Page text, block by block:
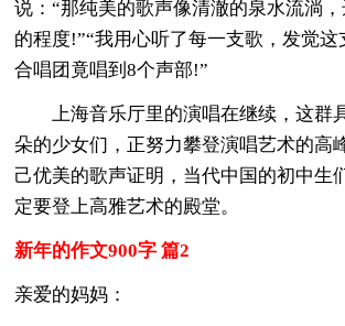
说：“那纯美的歌声像清澈的泉水流淌
的程度!”“我用心听了每一支歌，发觉这
合唱团竟唱到8个声部!”
上海音乐厅里的演唱在继续，这群
朵的少女们，正努力攀登演唱艺术的高
己优美的歌声证明，当代中国的初中生
定要登上高雅艺术的殿堂。
新年的作文900字 篇2
亲爱的妈妈：